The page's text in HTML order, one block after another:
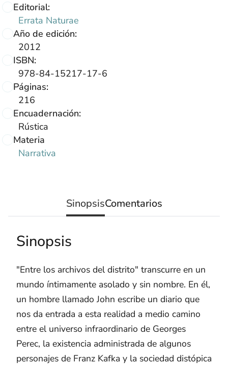
Editorial:
Errata Naturae
Año de edición:
2012
ISBN:
978-84-15217-17-6
Páginas:
216
Encuadernación:
Rústica
Materia
Narrativa
SinopsisComentarios
Sinopsis
"Entre los archivos del distrito" transcurre en un
mundo íntimamente asolado y sin nombre. En él,
un hombre llamado John escribe un diario que
nos da entrada a esta realidad a medio camino
entre el universo infraordinario de Georges
Perec, la existencia administrada de algunos
personajes de Franz Kafka y la sociedad distópica